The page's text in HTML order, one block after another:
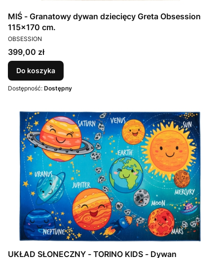
MIŚ - Granatowy dywan dziecięcy Greta Obsession
115x170 cm.
PRODUCENT
OBSESSION
Cena
399,00 zł
Do koszyka
Dostępność: Dostępny
UKŁAD SŁONECZNY - TORINO KIDS - Dywan